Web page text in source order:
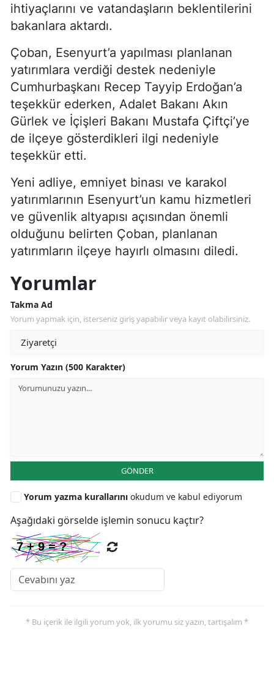
ihtiyaçlarını ve vatandaşların beklentilerini
bakanlara aktardı.
Çoban, Esenyurt’a yapılması planlanan
yatırımlara verdiği destek nedeniyle
Cumhurbaşkanı Recep Tayyip Erdoğan’a
teşekkür ederken, Adalet Bakanı Akın
Gürlek ve İçişleri Bakanı Mustafa Çiftçi’ye
de ilçeye gösterdikleri ilgi nedeniyle
teşekkür etti.
Yeni adliye, emniyet binası ve karakol
yatırımlarının Esenyurt’un kamu hizmetleri
ve güvenlik altyapısı açısından önemli
olduğunu belirten Çoban, planlanan
yatırımların ilçeye hayırlı olmasını diledi.
Yorumlar
Takma Ad
Yorum yapmak için, isterseniz giriş yapabilir veya kayıt olabilirsiniz.
Yorum Yazın (500 Karakter)
GÖNDER
Yorum yazma kurallarını okudum ve kabul ediyorum
Aşağıdaki görselde işlemin sonucu kaçtır?
* Bu içerik ile ilgili yorum yok, ilk yorumu siz yazın, tartışalım *